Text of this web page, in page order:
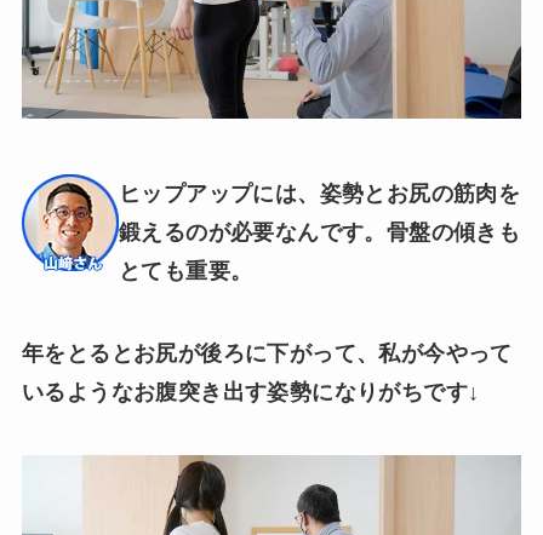
ヒップアップには、姿勢とお尻の筋肉を
鍛えるのが必要なんです。骨盤の傾きも
とても重要。
年をとるとお尻が後ろに下がって、私が今やって
いるようなお腹突き出す姿勢になりがちです↓